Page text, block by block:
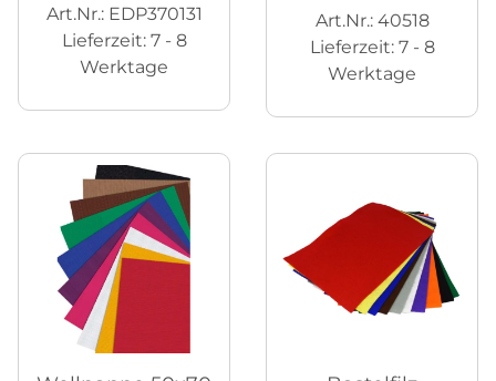
Art.Nr.: EDP370131
Lieferzeit: 7 - 8
Werktage
Art.Nr.: 40518
Lieferzeit: 7 - 8
Werktage